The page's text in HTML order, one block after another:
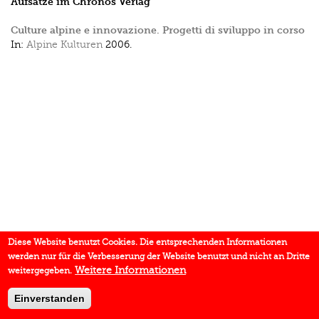
Culture alpine e innovazione. Progetti di sviluppo in corso
In: Alpine Kulturen 2006.
Diese Website benutzt Cookies. Die entsprechenden Informationen
werden nur für die Verbesserung der Website benutzt und nicht an Dritte
weitergegeben. Weitere Informationen
Einverstanden